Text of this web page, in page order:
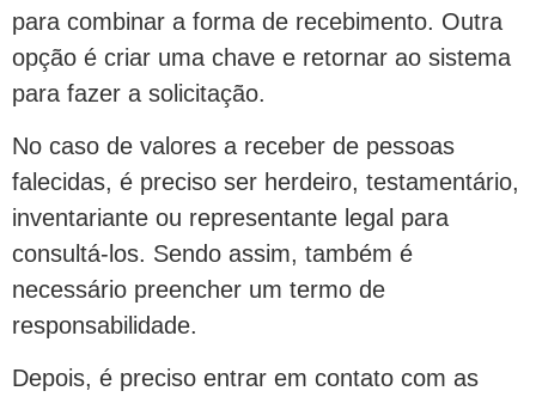
para combinar a forma de recebimento. Outra
opção é criar uma chave e retornar ao sistema
para fazer a solicitação.
No caso de valores a receber de pessoas
falecidas, é preciso ser herdeiro, testamentário,
inventariante ou representante legal para
consultá-los. Sendo assim, também é
necessário preencher um termo de
responsabilidade.
Depois, é preciso entrar em contato com as